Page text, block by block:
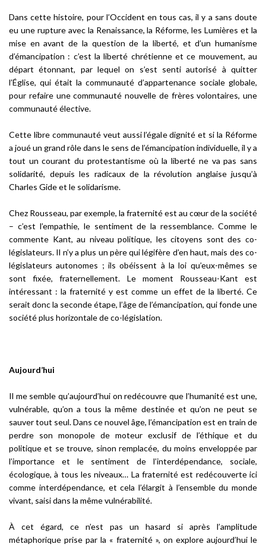
Dans cette histoire, pour l’Occident en tous cas, il y a sans doute
eu une rupture avec la Renaissance, la Réforme, les Lumières et la
mise en avant de la question de la liberté, et d’un humanisme
d’émancipation : c’est la liberté chrétienne et ce mouvement, au
départ étonnant, par lequel on s’est senti autorisé à quitter
l’Église, qui était la communauté d’appartenance sociale globale,
pour refaire une communauté nouvelle de frères volontaires, une
communauté élective.
Cette libre communauté veut aussi l’égale dignité et si la Réforme
a joué un grand rôle dans le sens de l’émancipation individuelle, il y a
tout un courant du protestantisme où la liberté ne va pas sans
solidarité, depuis les radicaux de la révolution anglaise jusqu’à
Charles Gide et le solidarisme.
Chez Rousseau, par exemple, la fraternité est au cœur de la société
– c’est l’empathie, le sentiment de la ressemblance. Comme le
commente Kant, au niveau politique, les citoyens sont des co-
législateurs. Il n’y a plus un père qui légifère d’en haut, mais des co-
législateurs autonomes ; ils obéissent à la loi qu’eux-mêmes se
sont fixée, fraternellement. Le moment Rousseau-Kant est
intéressant : la fraternité y est comme un effet de la liberté. Ce
serait donc la seconde étape, l’âge de l’émancipation, qui fonde une
société plus horizontale de co-législation.
Aujourd’hui
Il me semble qu’aujourd’hui on redécouvre que l’humanité est une,
vulnérable, qu’on a tous la même destinée et qu’on ne peut se
sauver tout seul. Dans ce nouvel âge, l’émancipation est en train de
perdre son monopole de moteur exclusif de l’éthique et du
politique et se trouve, sinon remplacée, du moins enveloppée par
l’importance et le sentiment de l’interdépendance, sociale,
écologique, à tous les niveaux… La fraternité est redécouverte ici
comme interdépendance, et cela l’élargit à l’ensemble du monde
vivant, saisi dans la même vulnérabilité.
À cet égard, ce n’est pas un hasard si après l’amplitude
métaphorique prise par la « fraternité », on explore aujourd’hui le